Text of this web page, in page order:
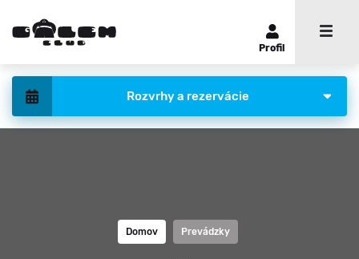
Profil
Rozvrhy a rezervácie
Domov Prevádzky